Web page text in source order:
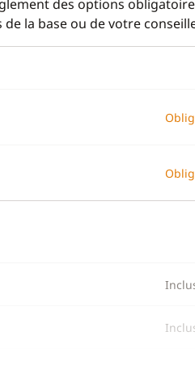
des options
la base ou de votre